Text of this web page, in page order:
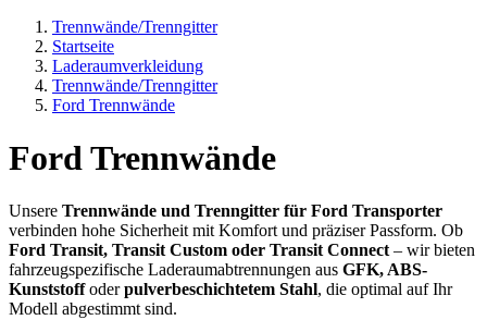
Trennwände/Trenngitter
Startseite
Laderaumverkleidung
Trennwände/Trenngitter
Ford Trennwände
Ford Trennwände
Unsere Trennwände und Trenngitter für Ford Transporter
verbinden hohe Sicherheit mit Komfort und präziser Passform. Ob
Ford Transit, Transit Custom oder Transit Connect– wir bieten
fahrzeugspezifische Laderaumabtrennungen aus GFK, ABS-
Kunststoffoderpulverbeschichtetem Stahl, die optimal auf Ihr
Modell abgestimmt sind.